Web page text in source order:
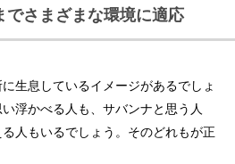
でさまざまな環境に適応
生息しているイメージがあるでしょ
浮かべる人も、サバンナと思う人
人もいるでしょう。そのどれもが正